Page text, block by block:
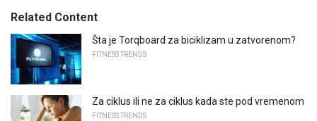
Related Content
Šta je Torqboard za biciklizam u zatvorenom?
FITNESS TRENDS
Za ciklus ili ne za ciklus kada ste pod vremenom
FITNESS TRENDS